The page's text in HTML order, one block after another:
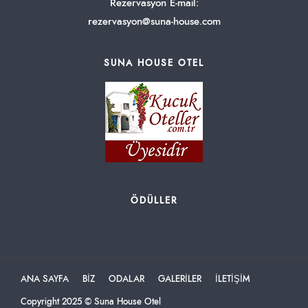
Rezervasyon E-mail:
rezervasyon@suna-house.com
SUNA HOUSE OTEL
ÖDÜLLER
ANA SAYFA BİZ ODALAR GALERİLER İLETİŞİM
Copyright 2025 © Suna House Otel